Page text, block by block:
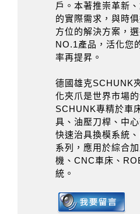
戶。本著推崇革新
的實際需求，與時
方位的解決方案，
NO.1產品，活化您
率再提昇。
德國雄克SCHUNK
化夾爪是世界市場的
SCHUNK專精於車
具、油壓刀桿、中
快速治具換模系統
系列，應用於綜合
機、CNC車床、
統。